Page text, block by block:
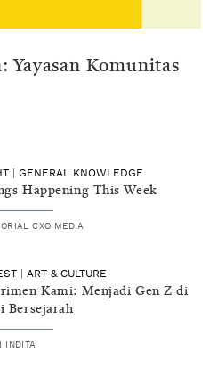
Yayasan Komunitas
GENERAL KNOWLEDGE
Happening This Week
CXO MEDIA
ART & CULTURE
Kami: Menjadi Gen Z di
Bersejarah
INDITA